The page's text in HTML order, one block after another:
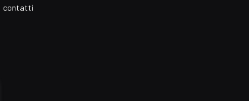
contatti